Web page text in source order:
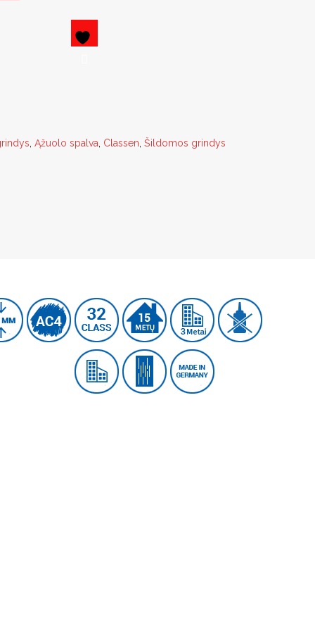
Ąžuolo spalva Classen Šildomos grindys